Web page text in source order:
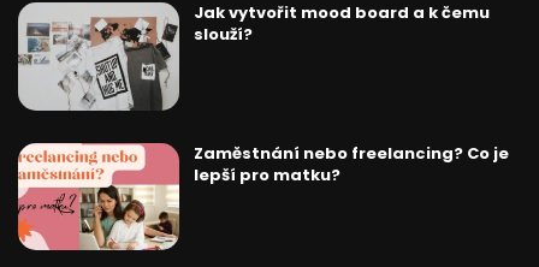
Jak vytvořit mood board a k čemu
slouží?
Zaměstnání nebo freelancing? Co je
lepší pro matku?